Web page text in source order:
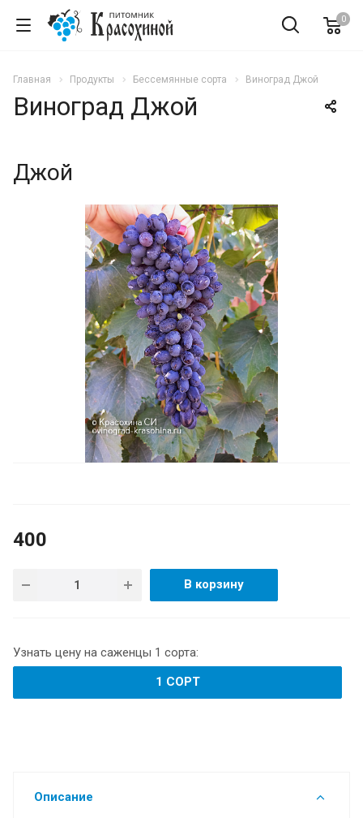
0
Главная Продукты Бессемянные сорта Виноград Джой
Виноград Джой
Джой
400
В корзину
Узнать цену на саженцы 1 сорта:
1 СОРТ
Описание